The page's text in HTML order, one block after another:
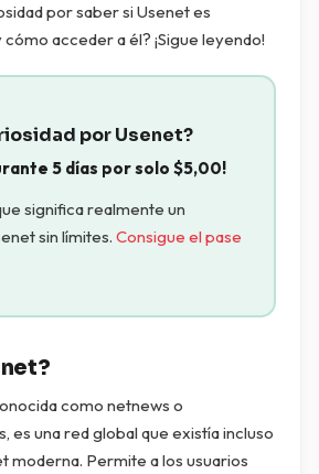
por saber si Usenet es
acceder a él? ¡Sigue leyendo!
por Usenet?
5 días por solo $5,00!
significa realmente un
sin límites. Consigue el pase
como netnews o
es una red global que existía incluso
moderna. Permite a los usuarios